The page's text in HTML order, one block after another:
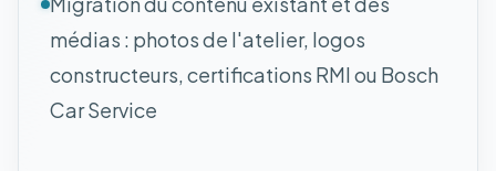
médias : photos de l'atelier, logos
constructeurs, certifications RMI ou Bosch
Car Service